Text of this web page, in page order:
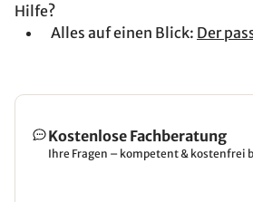
Hilfe?
Alles auf einen Blick: Der
Kostenlose Fachberatung
Ihre Fragen – kompetent & kostenfrei